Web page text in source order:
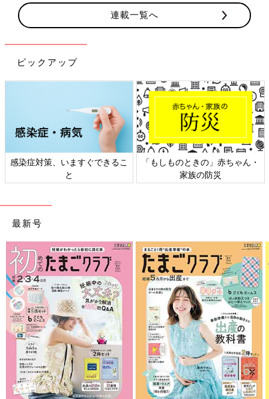
連載一覧へ
ピックアップ
感染症対策、いますぐできるこ
と
「もしものときの」赤ちゃん・
家族の防災
最新号